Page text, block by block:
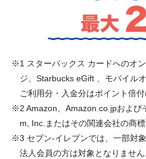
1 スターバックス カードへのオ
ジ、Starbucks eGift 、モバイル
ご利用分・入金分はポイント倍付
2 Amazon、Amazon.co.jpおよび
m, Inc.またはその関連会社の商標
3 セブン‐イレブンでは、⼀部対
法人会員の方は対象となりません